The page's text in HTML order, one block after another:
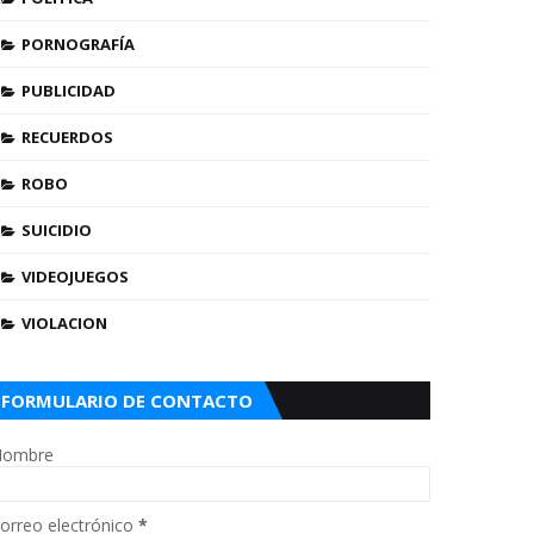
PORNOGRAFÍA
PUBLICIDAD
RECUERDOS
ROBO
SUICIDIO
VIDEOJUEGOS
VIOLACION
FORMULARIO DE CONTACTO
electrónico *